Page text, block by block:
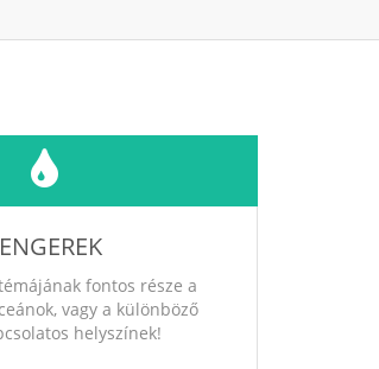
fontos része a
vagy a különböző
helyszínek!